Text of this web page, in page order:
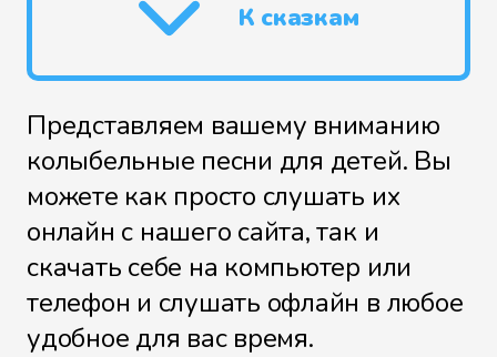
К сказкам
Представляем вашему вниманию
колыбельные песни для детей. Вы
можете как просто слушать их
онлайн с нашего сайта, так и
скачать себе на компьютер или
телефон и слушать офлайн в любое
удобное для вас время.